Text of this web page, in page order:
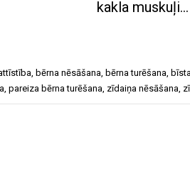
kakla muskuļi…
, bērna nēsāšana, bērna turēšana,
, pareiza bērna turēšana, zīdaiņa nēsāšana,